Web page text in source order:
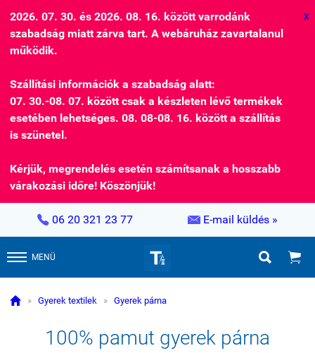
2026. 07. 30. és 2026. 08. 16. között varrodánk
szabadság miatt zárva tart. A webáruház zavartalanul
működik.
Szállítási információk a szabadság alatt:
07. 30.-08. 07. között csak a készleten lévő termékek
esetében lehetséges. 08. 08-08. 16. között a szállítás
is szünetel.
Kérjük, megrendelés esetén számítsanak a hosszabb
várakozási időre! Köszönjük!
X
 06 20 321 23 77  E-mail küldés »
MENÜ  
 » Gyerek textilek » Gyerek párna
100% pamut gyerek párna